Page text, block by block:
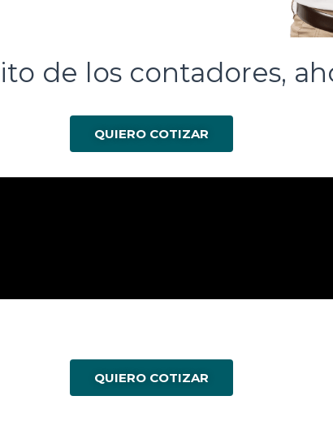
de los contadores,
QUIERO COTIZAR
QUIERO COTIZAR